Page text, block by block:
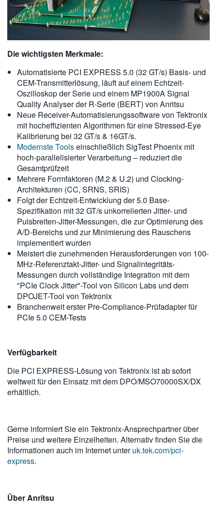
Die wichtigsten Merkmale:
Automatisierte PCI EXPRESS 5.0 (32 GT/s) Basis- und
CEM-Transmitterlösung, läuft auf einem Echtzeit-
Oszilloskop der Serie und einem MP1900A Signal
Quality Analyser der R-Serie (BERT) von Anritsu
Neue Receiver-Automatisierungssoftware von Tektronix
mit hocheffizienten Algorithmen für eine Stressed-Eye
Kalibrierung bei 32 GT/s & 16GT/s.
Modernste Toolseinschließlich SigTest Phoenix mit
hoch-parallelisierter Verarbeitung – reduziert die
Gesamtprüfzeit
Mehrere Formfaktoren (M.2 & U.2) und Clocking-
Architekturen (CC, SRNS, SRIS)
Folgt der Echtzeit-Entwicklung der 5.0 Base-
Spezifikation mit 32 GT/s unkorrelierten Jitter- und
Pulsbreiten-Jitter-Messungen, die zur Optimierung des
A/D-Bereichs und zur Minimierung des Rauschens
implementiert wurden
Meistert die zunehmenden Herausforderungen von 100-
MHz-Referenztakt-Jitter- und Signalintegritäts-
Messungen durch vollständige Integration mit dem
"PCIe Clock Jitter"-Tool von Silicon Labs und dem
DPOJET-Tool von Tektronix
Branchenweit erster Pre-Compliance-Prüfadapter für
PCIe 5.0 CEM-Tests
Verfügbarkeit
Die PCI EXPRESS-Lösung von Tektronix ist ab sofort
weltweit für den Einsatz mit dem DPO/MSO70000SX/DX
erhältlich.
Gerne informiert Sie ein Tektronix-Ansprechpartner über
Preise und weitere Einzelheiten. Alternativ finden Sie die
Informationen auch im Internet unteruk.tek.com/pci-
express.
Über Anritsu